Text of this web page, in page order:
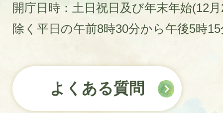
開庁日時：土日祝日及び年末年始(12
除く平日の午前8時30分から午後5時
よくある質問